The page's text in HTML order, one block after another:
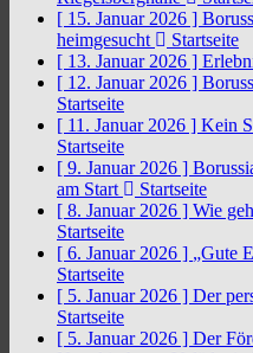
[ 15. Januar 2026 ]
heimgesucht
Startseite
[ 13. Januar 2026 ]
[ 12. Januar 2026 ]
Startseite
[ 11. Januar 2026 ] Kein
Startseite
[ 9. Januar 2026 ]
am Start
Startseite
[ 8. Januar 2026 ] Wie
Startseite
[ 6. Januar 2026 ] „Gute
Startseite
[ 5. Januar 2026 ] Der
Startseite
[ 5. Januar 2026 ] Der